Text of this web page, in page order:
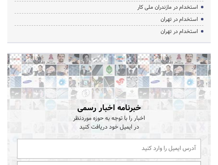
استخدام در مازندران ملی کار
استخدام در تهران
استخدام در تهران
خبرنامه اخبار رسمی
اخبار را با توجه به حوزه موردنظر
در ایمیل خود دریافت کنید